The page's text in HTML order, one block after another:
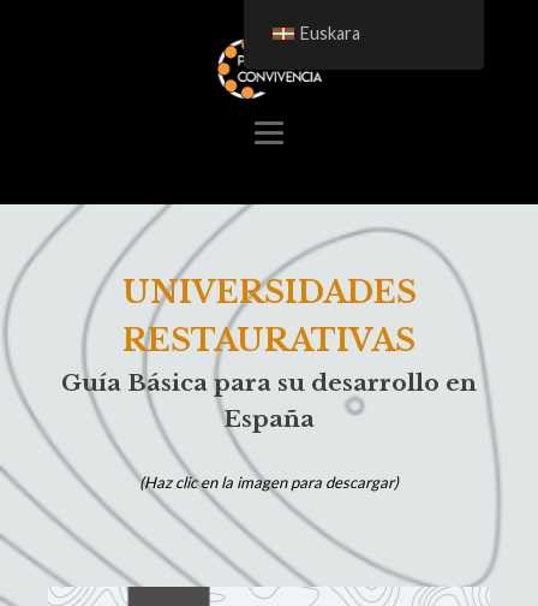
UNIVERSIDADES
RESTAURATIVAS
Guía Básica para su desarrollo en
España
(Haz clic en la imagen para descargar)
Euskara